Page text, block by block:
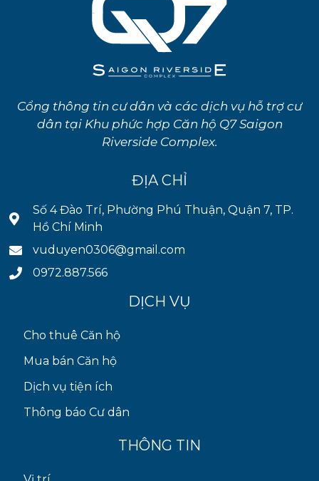
Cổng thông tin cư dân và các dịch vụ hỗ trợ cư
dân tại Khu phức hợp Căn hộ Q7 Saigon
Riverside Complex.
ĐỊA CHỈ
Số 4 Đào Trí, Phường Phú Thuận, Quận 7, TP.
Hồ Chí Minh
vuduyen0306@gmail.com
0972.887.566
DỊCH VỤ
Cho thuê Căn hộ
Mua bán Căn hộ
Dịch vụ tiện ích
Thông báo Cư dân
THÔNG TIN